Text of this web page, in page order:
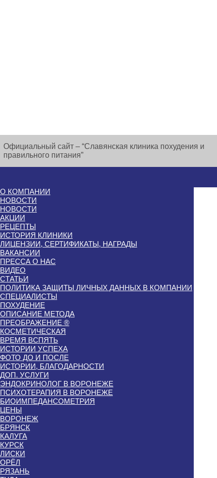
Официальный сайт – “Славянская клиника похудения и
правильного питания”
О КОМПАНИИ
НОВОСТИ
НОВОСТИ
АКЦИИ
РЕЦЕПТЫ
ИСТОРИЯ КЛИНИКИ
ЛИЦЕНЗИИ, СЕРТИФИКАТЫ, НАГРАДЫ
ВАКАНСИИ
ПРЕССА О НАС
ВИДЕО
СТАТЬИ
ПОЛИТИКА ЗАЩИТЫ ЛИЧНЫХ ДАННЫХ В КОМПАНИИ
СПЕЦИАЛИСТЫ
ПОХУДЕНИЕ
ОПИСАНИЕ МЕТОДА
ПРЕОБРАЖЕНИЕ ®
КОСМЕТИЧЕСКАЯ
ВРЕМЯ ВСПЯТЬ
ИСТОРИИ УСПЕХА
ФОТО ДО И ПОСЛЕ
ИСТОРИИ, БЛАГОДАРНОСТИ
ДОП. УСЛУГИ
ЭНДОКРИНОЛОГ В ВОРОНЕЖЕ
ПСИХОТЕРАПИЯ В ВОРОНЕЖЕ
БИОИМПЕДАНСОМЕТРИЯ
ЦЕНЫ
ВОРОНЕЖ
БРЯНСК
КАЛУГА
КУРСК
ЛИСКИ
ОРЁЛ
РЯЗАНЬ